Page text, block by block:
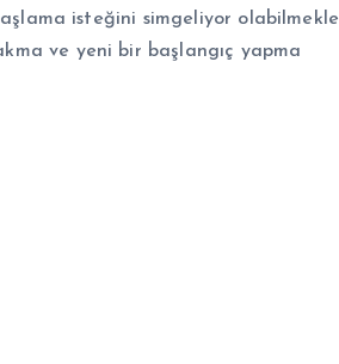
isteğini simgeliyor olabilmekle
ve yeni bir başlangıç yapma